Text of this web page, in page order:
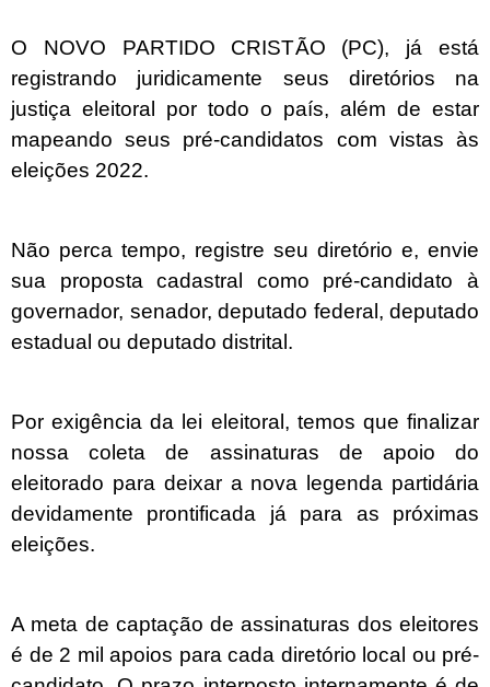
O NOVO PARTIDO CRISTÃO (PC), já está
registrando juridicamente seus diretórios na
justiça eleitoral por todo o país, além de estar
mapeando seus pré-candidatos com vistas às
eleições 2022.
Não perca tempo, registre seu diretório e, envie
sua proposta cadastral como pré-candidato à
governador, senador, deputado federal, deputado
estadual ou deputado distrital.
Por exigência da lei eleitoral, temos que finalizar
nossa coleta de assinaturas de apoio do
eleitorado para deixar a nova legenda partidária
devidamente prontificada já para as próximas
eleições.
A meta de captação de assinaturas dos eleitores
é de 2 mil apoios para cada diretório local ou pré-